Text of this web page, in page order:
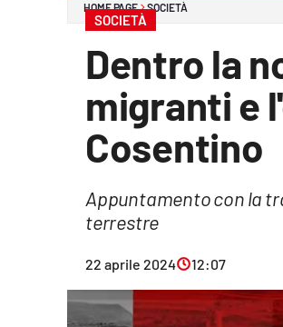
HOME PAGE SOCIETÀ
SOCIETÀ
Dentro la
migranti e
Cosentino
Appuntamento con la
terrestre
22 aprile 2024 12:07